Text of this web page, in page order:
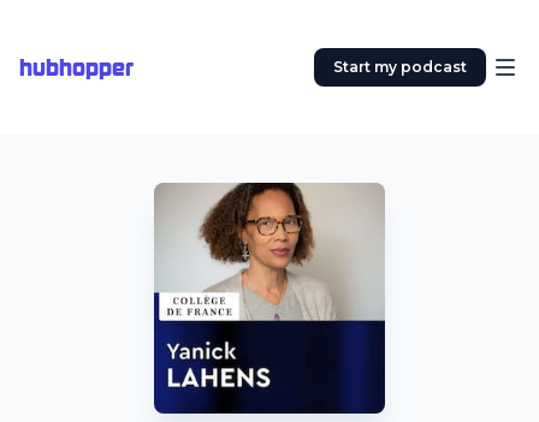
hubhopper Start my podcast